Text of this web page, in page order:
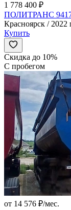
1 778 400 ₽
ПОЛИТРАНС
Красноярск / 2022
Купить
Скидка до 10%
С пробегом
от 14 576 ₽/мес.